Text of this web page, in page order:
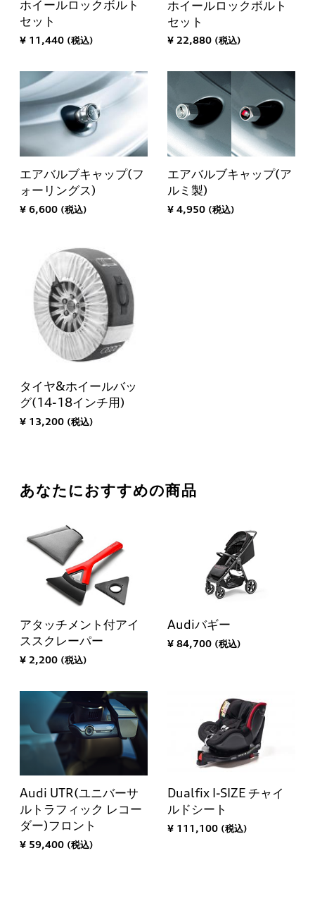
ホイールロックボルト
セット
¥ 11,440 (税込)
ホイールロックボルト
セット
¥ 22,880 (税込)
エアバルブキャップ(フ
ォーリングス)
¥ 6,600 (税込)
エアバルブキャップ(ア
ルミ製)
¥ 4,950 (税込)
タイヤ&ホイールバッ
グ(14-18インチ用)
¥ 13,200 (税込)
あなたにおすすめの商品
アタッチメント付アイ
ススクレーパー
¥ 2,200 (税込)
Audiバギー
¥ 84,700 (税込)
Audi UTR(ユニバーサ
ルトラフィック レコー
ダー)フロント
¥ 59,400 (税込)
Dualfix I-SIZE チャイ
ルドシート
¥ 111,100 (税込)